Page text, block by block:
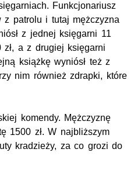
Funkcjonariusz
z patrolu i tutaj mężczyzna
z jednej księgarni 11
a z drugiej księgarni
książkę wyniósł też z
nim również zdrapki, które
komendy. Mężczyznę
1500 zł. W najbliższym
kradzieży, za co grozi do